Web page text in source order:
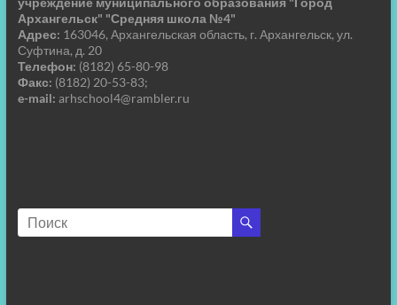
Архангельск" "Средняя школа №4"
Адрес: 163046, Архангельская область, г. Архангельск, ул.
Суфтина, д. 20
Телефон: (8182) 65-80-98
Факс: (8182) 20-53-83;
e-mail: arhschool4@rambler.ru